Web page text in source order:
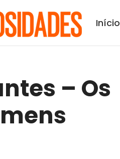
Início
– Os